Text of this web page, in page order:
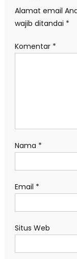
Alamat email
wajib ditandai *
Komentar *
Nama *
Email *
Situs Web